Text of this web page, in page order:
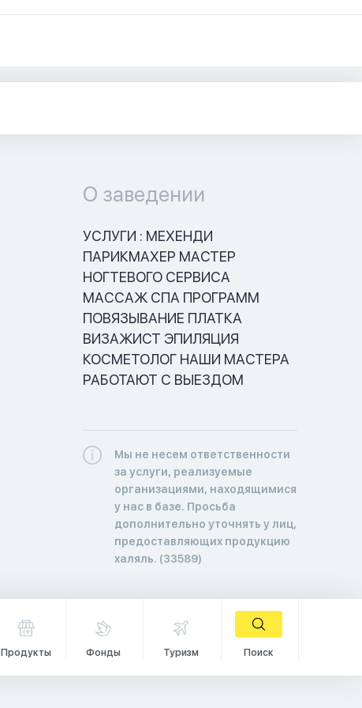
О заведении
УСЛУГИ : МЕХЕНДИ
ПАРИКМАХЕР МАСТЕР
НОГТЕВОГО СЕРВИСА
МАССАЖ СПА ПРОГРАММ
ПОВЯЗЫВАНИЕ ПЛАТКА
ВИЗАЖИСТ ЭПИЛЯЦИЯ
КОСМЕТОЛОГ НАШИ МАСТЕРА
РАБОТАЮТ С ВЫЕЗДОМ
Мы не несем ответственности
за услуги, реализуемые
организациями, находящимися
у нас в базе. Просьба
дополнительно уточнять у лиц,
предоставляющих продукцию
халяль. (33589)
Продукты Фонды Туризм Поиск